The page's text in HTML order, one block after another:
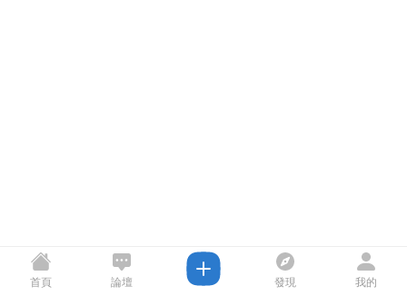
首頁 論壇 發現 我的